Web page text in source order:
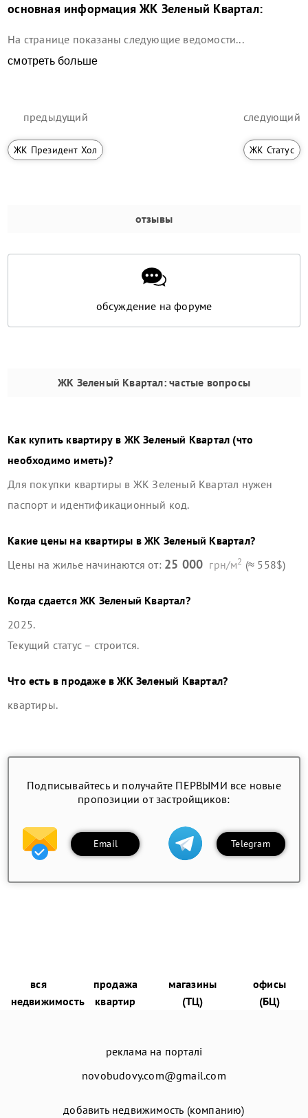
основная информация ЖК Зеленый Квартал:
На странице показаны следующие ведомости...
смотреть больше
предыдущий
ЖК Президент Хол
следующий
ЖК Статус
отзывы
обсуждение на форуме
ЖК Зеленый Квартал: частые вопросы
Как купить квартиру в ЖК Зеленый Квартал (что
необходимо иметь)?
Для покупки квартиры в ЖК Зеленый Квартал нужен
паспорт и идентификационный код.
Какие цены на квартиры вЖК Зеленый Квартал?
Цены на жилье начинаются от: 25 000 грн/м2 (≈ 558$)
Когда сдаетсяЖК Зеленый Квартал?
2025.
Текущий статус – строится.
Что есть в продаже вЖК Зеленый Квартал?
квартиры.
Подписывайтесь и получайте ПЕРВЫМИ все новые
пропозиции от застройщиков:
Email Telegram
вся
недвижимость
продажа
квартир
магазины
(ТЦ)
офисы
(БЦ)
реклама на порталі
novobudovy.com@gmail.com
добавить недвижимость (компанию)